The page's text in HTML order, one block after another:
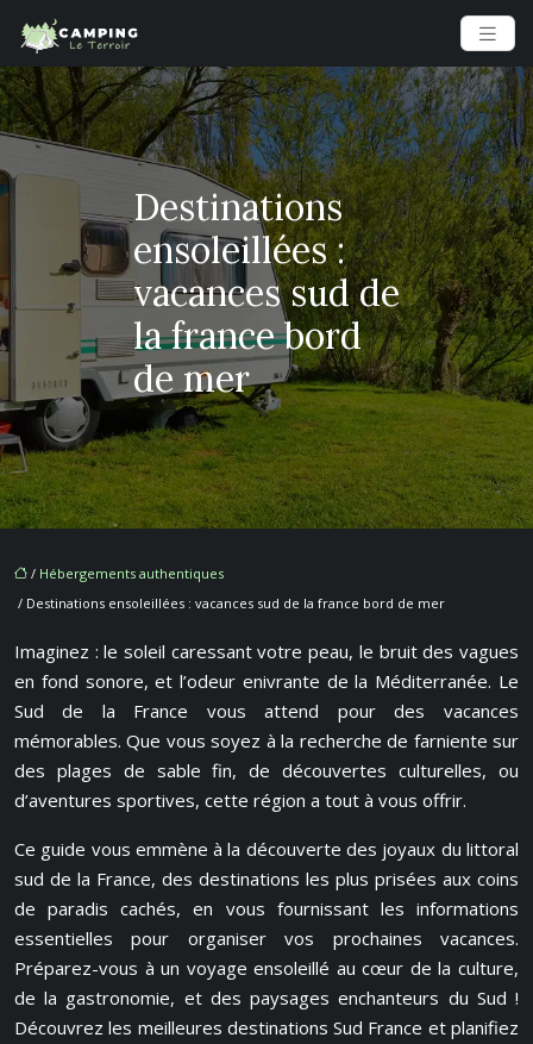
Destinations
ensoleillées :
vacances sud de
la france bord
de mer
/ Hébergements authentiques
/ Destinations ensoleillées : vacances sud de la france bord de mer
Imaginez : le soleil caressant votre peau, le bruit des vagues
en fond sonore, et l’odeur enivrante de la Méditerranée. Le
Sud de la France vous attend pour des vacances
mémorables. Que vous soyez à la recherche de farniente sur
des plages de sable fin, de découvertes culturelles, ou
d’aventures sportives, cette région a tout à vous offrir.
Ce guide vous emmène à la découverte des joyaux du littoral
sud de la France, des destinations les plus prisées aux coins
de paradis cachés, en vous fournissant les informations
essentielles pour organiser vos prochaines vacances.
Préparez-vous à un voyage ensoleillé au cœur de la culture,
de la gastronomie, et des paysages enchanteurs du Sud !
Découvrez les meilleures destinations Sud France et planifiez